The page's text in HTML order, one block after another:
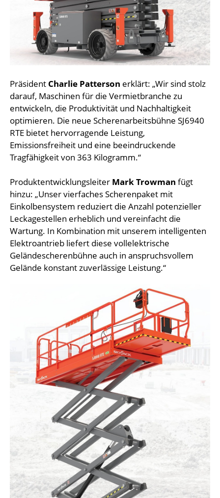
Präsident Charlie Patterson erklärt: „Wir sind stolz
darauf, Maschinen für die Vermietbranche zu
entwickeln, die Produktivität und Nachhaltigkeit
optimieren. Die neue Scherenarbeitsbühne SJ6940
RTE bietet hervorragende Leistung,
Emissionsfreiheit und eine beeindruckende
Tragfähigkeit von 363 Kilogramm.“
Produktentwicklungsleiter Mark Trowman fügt
hinzu: „Unser vierfaches Scherenpaket mit
Einkolbensystem reduziert die Anzahl potenzieller
Leckagestellen erheblich und vereinfacht die
Wartung. In Kombination mit unserem intelligenten
Elektroantrieb liefert diese vollelektrische
Geländescherenbühne auch in anspruchsvollem
Gelände konstant zuverlässige Leistung.“